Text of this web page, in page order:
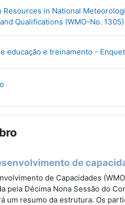
Resources in National
Qualifications (WMO-No. 1305)
educação e treinamento -
de
de Capacidades
pela Décima Nona Sessão do
um resumo da estrutura. Os